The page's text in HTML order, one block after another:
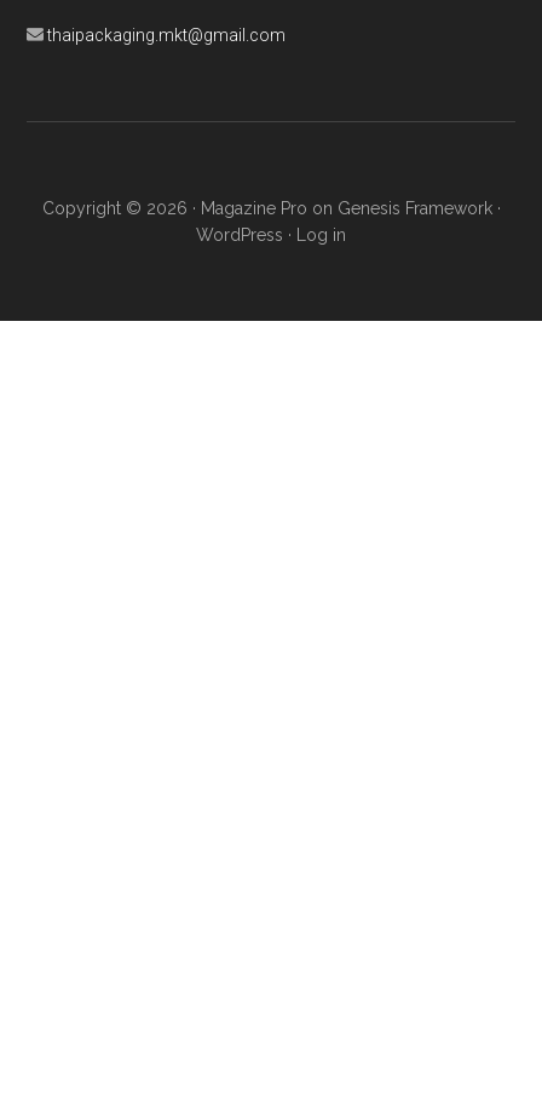
thaipackaging.mkt@gmail.com
Copyright © 2026 · Magazine Pro on Genesis Framework·
WordPress · Log in